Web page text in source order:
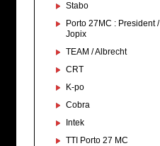
Stabo
Porto 27MC : President /
Jopix
TEAM / Albrecht
CRT
K-po
Cobra
Intek
TTI Porto 27 MC